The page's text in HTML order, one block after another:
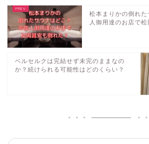
松本まりかの倒れ
人御用達のお店で
ベルセルクは完結せず未完のままなの
か？続けられる可能性はどのくらい？